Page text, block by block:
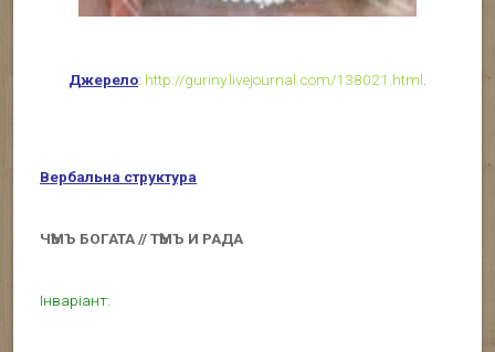
Джерело: http://guriny.livejournal.com/138021.html
Вербальна структура
ЧѢМЪ БОГАТА // ТѢМЪ И РАДА
Інваріант: